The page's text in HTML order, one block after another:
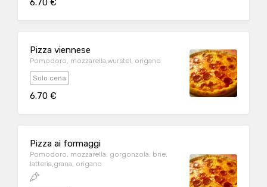
6.70 €
Pizza viennese
Pomodoro, mozzarella,wurstel, origano
Solo cena
6.70 €
Pizza ai formaggi
Pomodoro, mozzarella, gorgonzola, brie,
latteria,grana, origano